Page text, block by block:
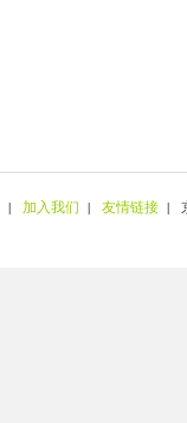
| 加入我们 | 友情链接 |